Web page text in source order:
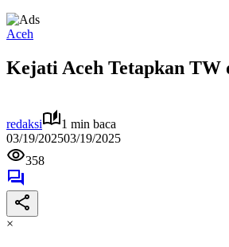
Aceh
Kejati Aceh Tetapkan TW
redaksi
1 min baca
03/19/202503/19/2025
358
×